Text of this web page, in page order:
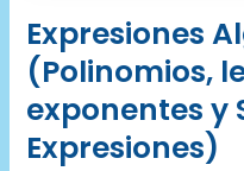
Expresiones
(Polinomios,
exponentes y
Expresiones)